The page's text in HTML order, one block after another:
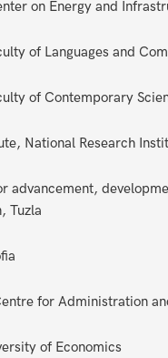
on Energy and
of Languages and
of Contemporary
National Research
advancement,
Tuzla
for Administration
of Economics